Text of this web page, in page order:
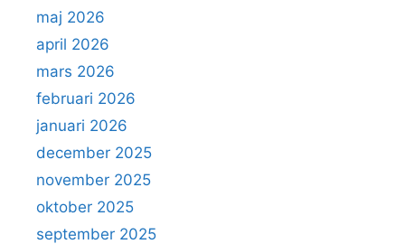
maj 2026
april 2026
mars 2026
februari 2026
januari 2026
december 2025
november 2025
oktober 2025
september 2025